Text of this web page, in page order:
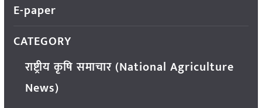
E-paper
CATEGORY
राष्ट्रीय कृषि समाचार (National Agriculture
News)